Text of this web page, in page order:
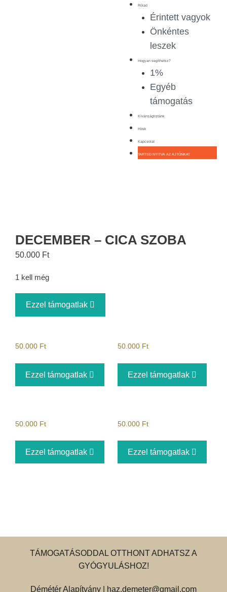
Rólad
Érintett vagyok
Önkéntes
leszek
Hogyan segíthetsz?
1%
Egyéb
támogatás
Kívánságlistánk
Hírek
Kapcsolat
TARTSD NYITVA AZ AJTÓNKAT
DECEMBER – CICA SZOBA
50.000 Ft
1 kell még
Ezzel támogatlak
50.000 Ft
Ezzel támogatlak
50.000 Ft
Ezzel támogatlak
50.000 Ft
Ezzel támogatlak
50.000 Ft
Ezzel támogatlak
TÁMOGATÁSODDAL OTTHONT ADHATSZ A
GYÓGYULÁSHOZ!
Démétér Alapítvány |
haz.demeter@gmail.com